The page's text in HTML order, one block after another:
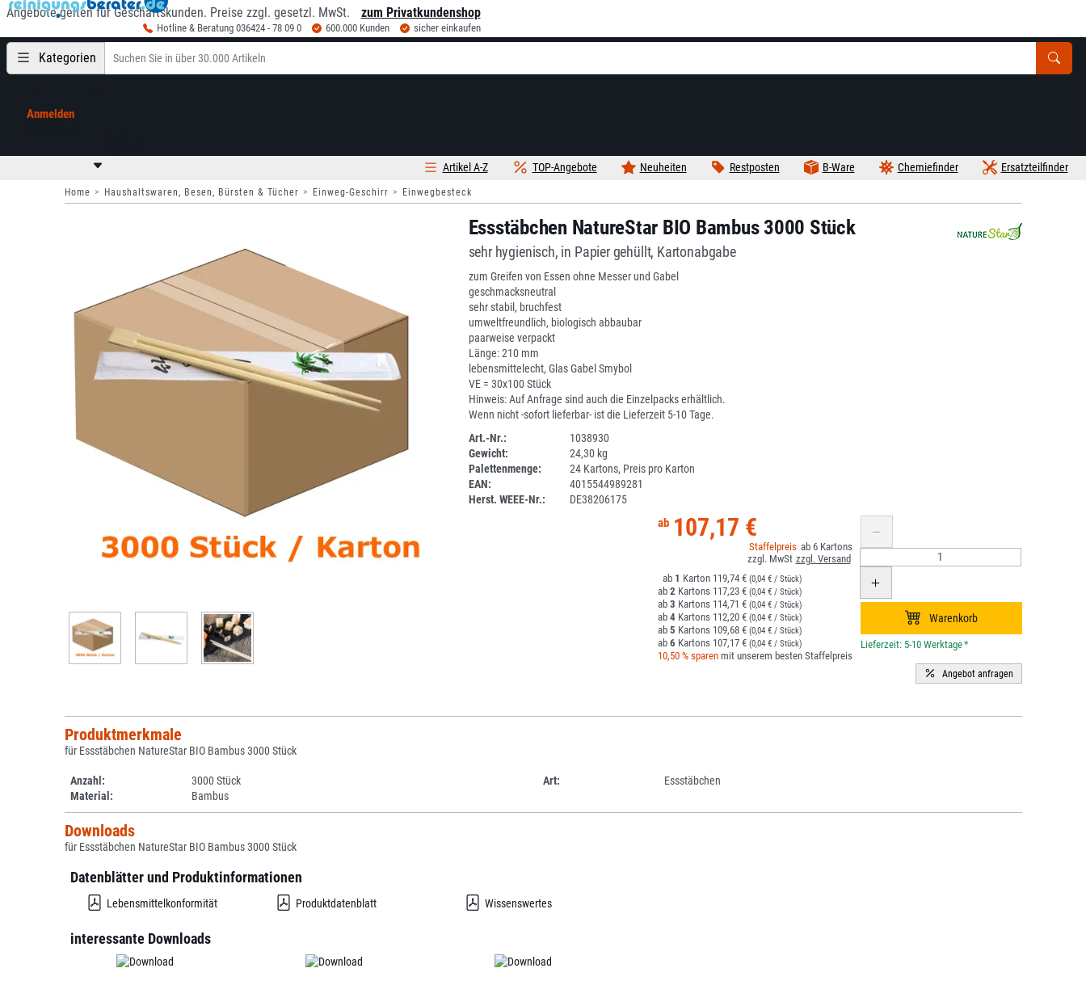
Angebote gelten für Geschäftskunden. Preise zzgl. gesetzl. MwSt. zum Privatkundenshop
Hotline & Beratung 036424 - 78 09 0 600.000 Kunden sicher einkaufen
Kategorien
Anmelden
Ersatzteilfinder
Chemiefinder
B-Ware
Restposten
Neuheiten
TOP-Angebote
Artikel A-Z
Home Haushaltswaren, Besen, Bürsten & Tücher Einweg-Geschirr Einwegbesteck
Essstäbchen NatureStar BIO Bambus 3000 Stück
sehr hygienisch, in Papier gehüllt, Kartonabgabe
zum Greifen von Essen ohne Messer und Gabel
geschmacksneutral
sehr stabil, bruchfest
umweltfreundlich, biologisch abbaubar
paarweise verpackt
Länge: 210 mm
lebensmittelecht, Glas Gabel Smybol
VE = 30x100 Stück
Hinweis: Auf Anfrage sind auch die Einzelpacks erhältlich.
Wenn nicht -sofort lieferbar- ist die Lieferzeit 5-10 Tage.
Art.-Nr.:
1038930
Gewicht:
24,30 kg
Palettenmenge:
24 Kartons, Preis pro Karton
EAN:
4015544989281
Herst. WEEE-Nr.:
DE38206175
107,17 €
6
1 119,74 € (0,04 € / Stück)
2 117,23 € (0,04 € / Stück)
3 114,71 € (0,04 € / Stück)
4 112,20 € (0,04 € / Stück)
5 109,68 € (0,04 € / Stück)
6 107,17 € (0,04 € / Stück)
10,50 % sparenmit unserem besten Staffelpreis
*
Produktmerkmale
für Essstäbchen NatureStar BIO Bambus 3000 Stück
Anzahl: 3000 Stück Art:
Essstäbchen
Material:
Bambus
Downloads
für Essstäbchen NatureStar BIO Bambus 3000 Stück
Datenblätter und Produktinformationen
Lebensmittelkonformität Produktdatenblatt Wissenswertes
interessante Downloads